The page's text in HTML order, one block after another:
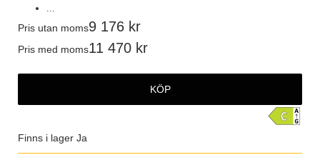
...
Pris utan moms9 176
Pris med moms11 470
KÖP
Finns i lager Ja